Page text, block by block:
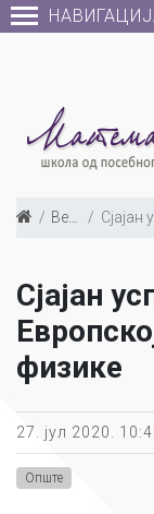
Вести Сјајан
Сјајан
физике
27. јул 2020.
Опште